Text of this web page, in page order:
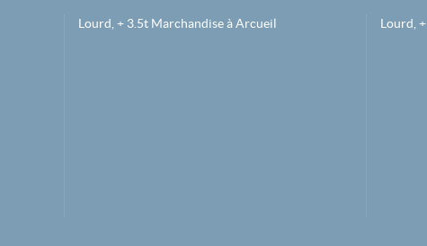
Lourd, + 3.5t Marchandise à Arcueil Lourd,